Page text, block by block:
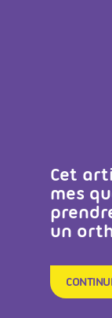
Cet
mes
un